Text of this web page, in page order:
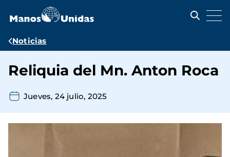
contenido
Ruta
navegación
Noticias
Reliquia del Mn. Anton Roca
Jueves, 24 julio, 2025